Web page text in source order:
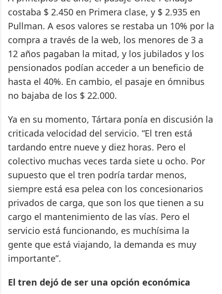
costaba $ 2.450 en Primera clase, y $ 2.935 en
Pullman. A esos valores se restaba un 10% por la
compra a través de la web, los menores de 3 a
12 años pagaban la mitad, y los jubilados y los
pensionados podían acceder a un beneficio de
hasta el 40%. En cambio, el pasaje en ómnibus
no bajaba de los $ 22.000.
Ya en su momento, Tártara ponía en discusión la
criticada velocidad del servicio. “El tren está
tardando entre nueve y diez horas. Pero el
colectivo muchas veces tarda siete u ocho. Por
supuesto que el tren podría tardar menos,
siempre está esa pelea con los concesionarios
privados de carga, que son los que tienen a su
cargo el mantenimiento de las vías. Pero el
servicio está funcionando, es muchísima la
gente que está viajando, la demanda es muy
importante”.
El tren dejó de ser una opción económica